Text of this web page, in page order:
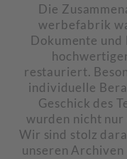
Die
werbefabrik
Dokumente
restauriert.
individuelle
Geschick des
wurden nicht
Wir sind stolz
unseren Archiven